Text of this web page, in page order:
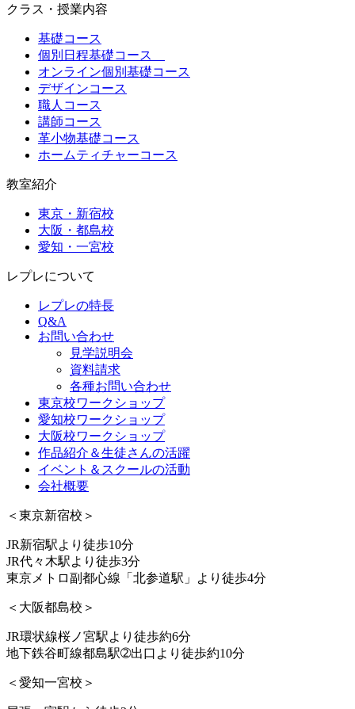
クラス・授業内容
基礎コース
個別日程基礎コース
オンライン個別基礎コース
デザインコース
職人コース
講師コース
革小物基礎コース
ホームティチャーコース
教室紹介
東京・新宿校
大阪・都島校
愛知・一宮校
レプレについて
レプレの特長
Q&A
お問い合わせ
見学説明会
資料請求
各種お問い合わせ
東京校ワークショップ
愛知校ワークショップ
大阪校ワークショップ
作品紹介＆生徒さんの活躍
イベント＆スクールの活動
会社概要
＜東京新宿校＞
JR新宿駅より徒歩10分
JR代々木駅より徒歩3分
東京メトロ副都心線「北参道駅」より徒歩4分
＜大阪都島校＞
JR環状線桜ノ宮駅より徒歩約6分
地下鉄谷町線都島駅➁出口より徒歩約10分
＜愛知一宮校＞